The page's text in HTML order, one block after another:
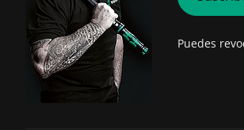
Puedes